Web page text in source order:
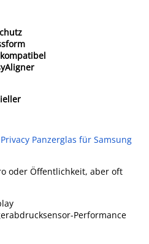
Panzerglas für Samsung
oder Öffentlichkeit, aber oft
Performance